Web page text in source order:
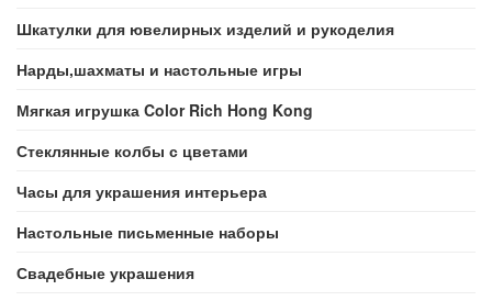
Шкатулки для ювелирных изделий и рукоделия
Нарды,шахматы и настольные игры
Мягкая игрушка Color Rich Hong Kong
Стеклянные колбы с цветами
Часы для украшения интерьера
Настольные письменные наборы
Свадебные украшения